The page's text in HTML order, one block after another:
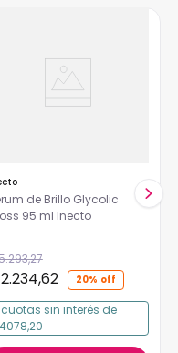
de Brillo Glycolic
95 ml Inecto
20%
.293,27
.234,62
cuotas sin interés de